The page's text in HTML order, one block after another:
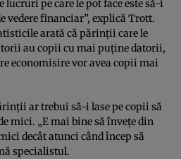
pe care le pot face este să-i
vedere financiar”, explică Trott.
arată că părinţii care le
au copii cu mai puţine datorii,
economisire vor avea copii mai
ar trebui să-i lase pe copii să
mici. „E mai bine să înveţe din
decât atunci când încep să
specialistul.